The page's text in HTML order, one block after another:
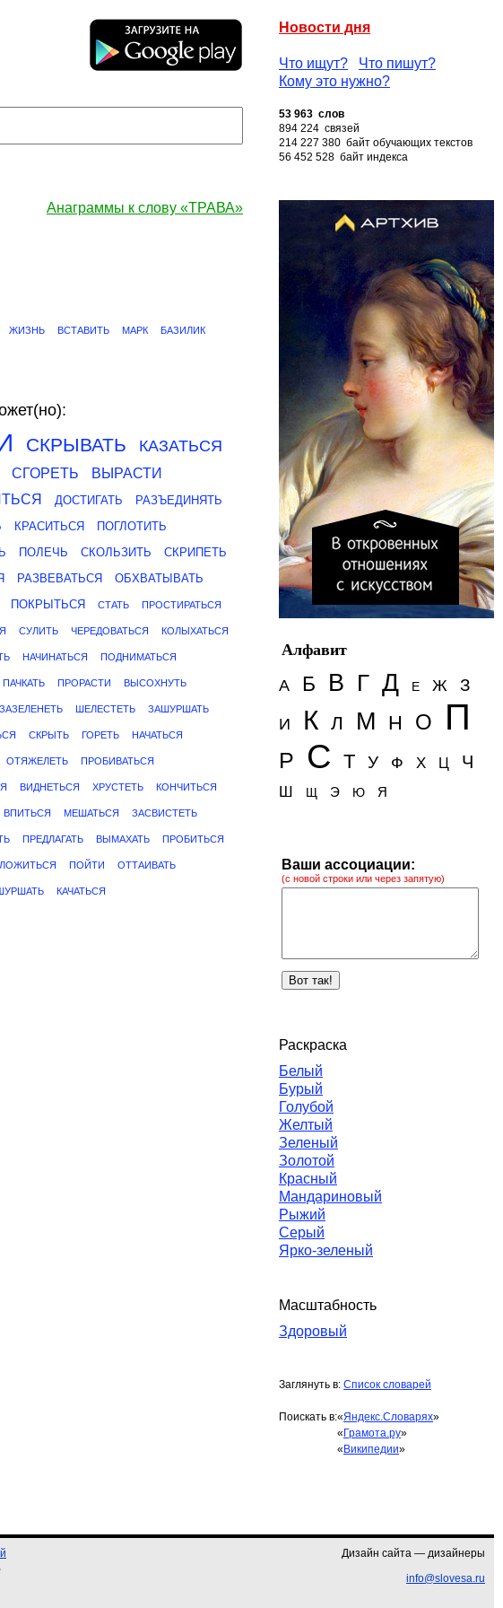
Новости дня
Что ищут?
Что пишут?
Кому это нужно?
53 963 слов
894 224 связей
214 227 380 байт обучающих текстов
56 452 528 байт индекса
Анаграммы к слову «ТРАВА»
ЖИЗНЬ ВСТАВИТЬ МАРК БАЗИЛИК
СКРЫВАТЬ
КАЗАТЬСЯ
СГОРЕТЬ
ВЫРАСТИ
ДОСТИГАТЬ
РАЗЪЕДИНЯТЬ
КРАСИТЬСЯ
ПОГЛОТИТЬ
ПОЛЕЧЬ СКОЛЬЗИТЬ
СКРИПЕТЬ
РАЗВЕВАТЬСЯ
ОБХВАТЫВАТЬ
ПОКРЫТЬСЯ СТАТЬ ПРОСТИРАТЬСЯ
СУЛИТЬ ЧЕРЕДОВАТЬСЯ КОЛЫХАТЬСЯ
НАЧИНАТЬСЯ ПОДНИМАТЬСЯ
ПАЧКАТЬ ПРОРАСТИ ВЫСОХНУТЬ
ЗАЗЕЛЕНЕТЬ ШЕЛЕСТЕТЬ ЗАШУРШАТЬ
СКРЫТЬ ГОРЕТЬ НАЧАТЬСЯ
ОТЯЖЕЛЕТЬ ПРОБИВАТЬСЯ
ВИДНЕТЬСЯ ХРУСТЕТЬ КОНЧИТЬСЯ
ВПИТЬСЯ МЕШАТЬСЯ ЗАСВИСТЕТЬ
ПРЕДЛАГАТЬ ВЫМАХАТЬ ПРОБИТЬСЯ
ЛОЖИТЬСЯ ПОЙТИ ОТТАИВАТЬ
КАЧАТЬСЯ
Алфавит
А
Б В Г Д Е Ж З
И К Л М Н О П
Р С Т У Ф Х Ц Ч
Ш Щ Э Ю Я
Ваши ассоциации:
(с новой строки или через запятую)
Раскраска
Белый
Бурый
Голубой
Желтый
Зеленый
Золотой
Красный
Мандариновый
Рыжий
Серый
Ярко-зеленый
Масштабность
Здоровый
Заглянуть в: Список словарей
Поискать в:«Яндекс.Словарях»
« Грамота.ру»
« Википедии»
Дизайн сайта — дизайнеры
info@slovesa.ru